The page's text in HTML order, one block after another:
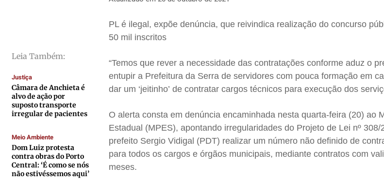
Cultura
Caetano Roque
Gustavo Bastos
Jr Mignone (in memorian)
Publicidade Legal
Anuncie
Cultura
Caetano Roque
Gustavo Bastos
Jr Mignone (in memorian)
Publicidade Legal
Anuncie
Cultura
Caetano Roque
Gustavo Bastos
Jr Mignone (in memorian)
Publicidade Legal
Anuncie
Cultura
Caetano Roque
Gustavo Bastos
Jr Mignone (in memorian)
Publicidade Legal
Anuncie
Leia Também:
Justiça
Câmara de Anchieta é
alvo de ação por
suposto transporte
irregular de pacientes
Meio Ambiente
Dom Luiz protesta
contra obras do Porto
Central: ‘É como se nós
não estivéssemos aqui’
PL é ilegal, expõe denúncia, que reivindica realização do concurso
50 mil inscritos
“Temos que rever a necessidade das contratações conforme aduz o
entupir a Prefeitura da Serra de servidores com pouca formação em
dar um ‘jeitinho’ de contratar cargos técnicos para execução dos
O alerta consta em denúncia encaminhada nesta quarta-feira (20) ao
Estadual (MPES), apontando irregularidades do Projeto de Lei nº
prefeito Sergio Vidigal (PDT) realizar um número não definido de
para todos os cargos e órgãos municipais, mediante contratos com
meses.